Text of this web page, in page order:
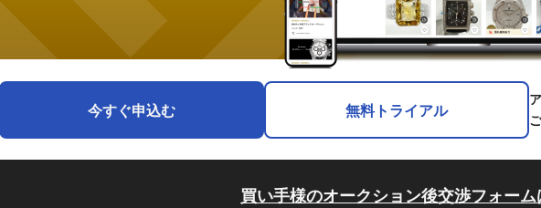
今すぐ申込む 無料トライアル
買い手様のオークション後交渉フォー